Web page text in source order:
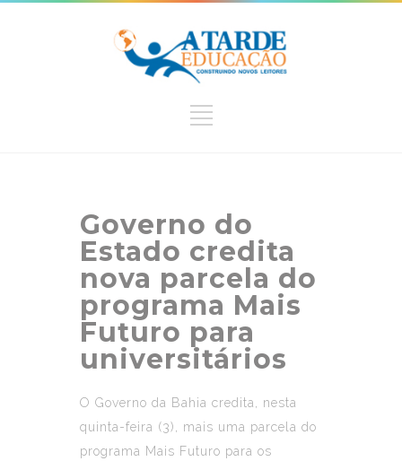
Governo do
Estado credita
nova parcela do
programa Mais
Futuro para
universitários
O Governo da Bahia credita, nesta
quinta-feira (3), mais uma parcela do
programa Mais Futuro para os